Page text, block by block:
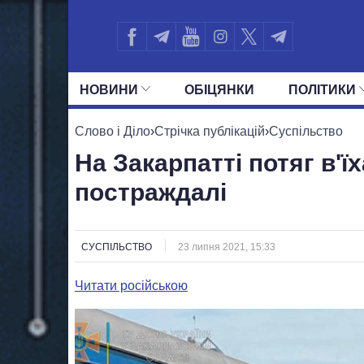
НОВИНИ ОБIЦЯНКИ ПОЛIТИКИ
УСІ ПОЛІТИКИ ПРЕЗИДЕНТ І ОФІС
Слово і Діло›Стрічка публікацій›Суспільство
На Закарпатті потяг
постраждалі
СУСПІЛЬСТВО 23 липня 2021, 15:33
Читати російською